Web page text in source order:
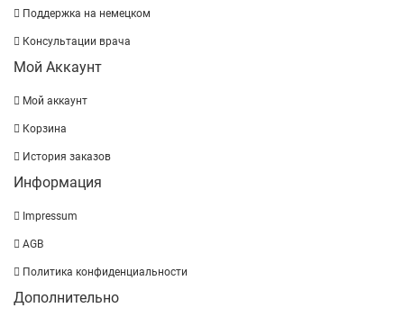
Поддержка на немецком
Консультации врача
Мой Аккаунт
Мой аккаунт
Корзина
История заказов
Информация
Impressum
AGB
Политика конфиденциальности
Дополнительно